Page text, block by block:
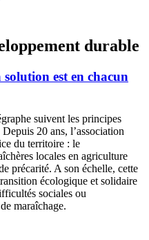
durable
est en chacun
suivent les principes
20 ans, l’association
du territoire : le
locales en agriculture
précarité. A son échelle, cette
écologique et solidaire
sociales ou
maraîchage.